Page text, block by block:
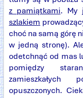
z pamiątkami. My
szlakiem
choć na samą górę
w jedną stronę).
odetchnąć od mas
pomiędzy
opuszczonych.